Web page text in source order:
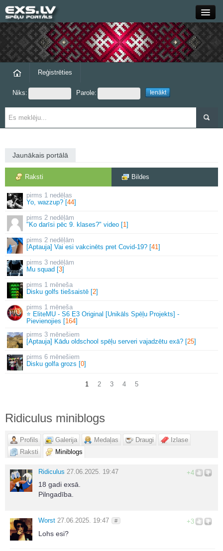
Close
Forums
Grupas
Reģistrēties
Niks: Parole:
Jaunākais portālā
Raksti Bildes
1 nedēļas
Yo, wazzup? [44]
2 nedēļām
"Ko darīsi pēc 9. klases?" video [1]
2 nedēļām
[Aptauja] Vai esi vakcinēts pret Covid-19? [41]
3 nedēļām
Mu squad [3]
1 mēneša
Disku golfs tiešsaistē [2]
1 mēneša
⭐ EliteMU - S6 E3 Original [Unikāls Spēļu Projekts] -
Pievienojies [164]
3 mēnešiem
[Aptauja] Kādu oldschool spēļu serveri vajadzētu exā? [25]
6 mēnešiem
Disku golfa grozs [0]
1 2 3 4 5
Ridiculus miniblogs
Profils Galerija Medaļas Draugi
Izlase
Raksti
Miniblogs
+4
Ridiculus 27.06.2025. 19:47
18 gadi exsā.
Pilngadība.
+3
Worst 27.06.2025. 19:47 #
Lohs esi?